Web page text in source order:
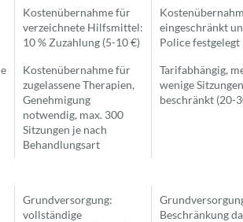
Kostenübernahme für
verzeichnete Hilfsmittel:
10 % Zuzahlung (5-10 €)
eingeschränkt
Police festgelegt
Kostenübernahme für
zugelassene Therapien,
Genehmigung
notwendig, max. 300
Sitzungen je nach
Behandlungsart
Tarifabhängig,
wenige Sitzungen
beschränkt (20-
Grundversorgung:
vollständige
Beschränkung